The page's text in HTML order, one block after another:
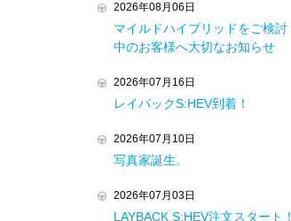
2026年08月06日
マイルドハイブリッドをご検討
中のお客様へ大切なお知らせ
2026年07月16日
レイバックS:HEV到着！
2026年07月10日
写真家誕生。
2026年07月03日
LAYBACK S:HEV注文スタート！